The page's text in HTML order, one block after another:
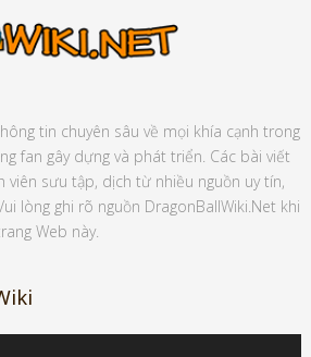
tin chuyên sâu về mọi khía cạnh trong
fan gây dựng và phát triển. Các bài viết
viên sưu tập, dịch từ nhiều nguồn uy tín,
lòng ghi rõ nguồn DragonBallWiki.Net khi
Web này.